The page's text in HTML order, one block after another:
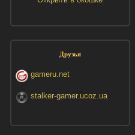
Друзья
gameru.net
stalker-gamer.ucoz.ua